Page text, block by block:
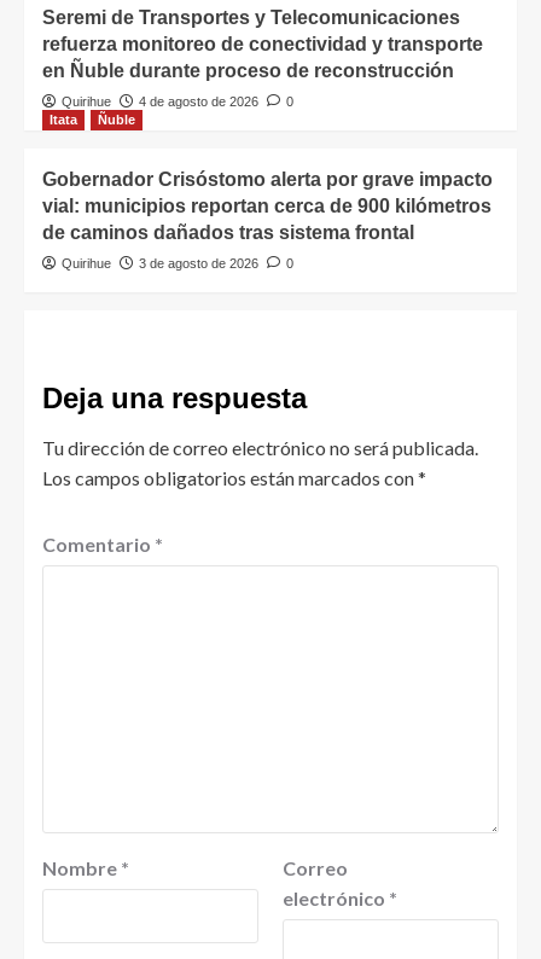
Seremi de Transportes y Telecomunicaciones
refuerza monitoreo de conectividad y transporte
en Ñuble durante proceso de reconstrucción
Quirihue 4 de agosto de 2026
0
Itata
Ñuble
Gobernador Crisóstomo alerta por grave impacto
vial: municipios reportan cerca de 900 kilómetros
de caminos dañados tras sistema frontal
Quirihue 3 de agosto de 2026 0
Deja una respuesta
Tu dirección de correo electrónico no será publicada.
Los campos obligatorios están marcados con*
Comentario *
Nombre *
Correo
electrónico *